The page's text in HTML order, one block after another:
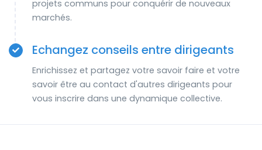
projets communs pour conquérir de nouveaux
marchés.
Echangez conseils entre dirigeants
Enrichissez et partagez votre savoir faire et votre
savoir être au contact d'autres dirigeants pour
vous inscrire dans une dynamique collective.